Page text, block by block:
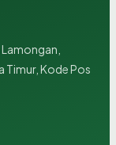
Timur, Kode Pos